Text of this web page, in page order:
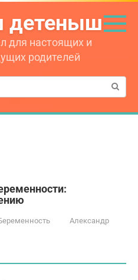
детеныш
для настоящих и
родителей
Александр